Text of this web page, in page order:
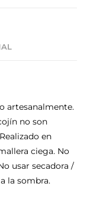
artesanalmente.
no son
en
ciega. No
usar secadora /
la sombra.